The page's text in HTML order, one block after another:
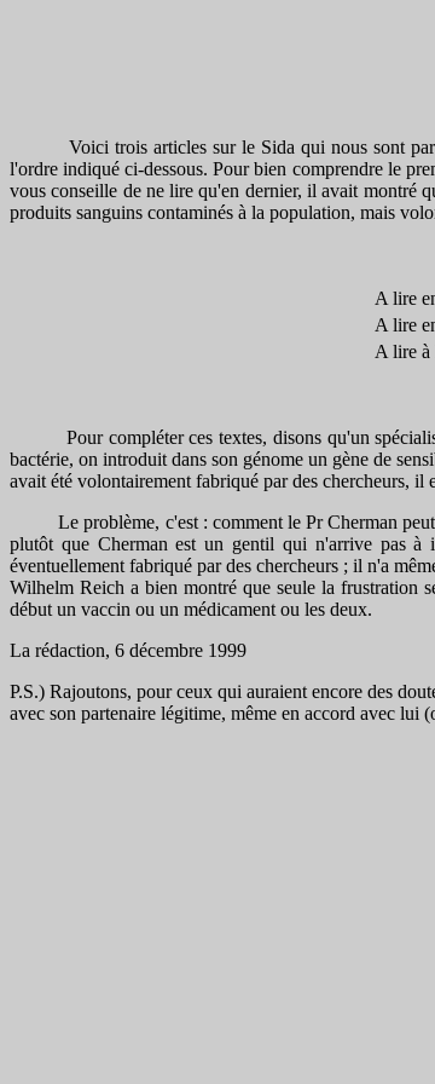
Voici trois articles sur le Sida qui nous sont
l'ordre indiqué ci-dessous. Pour bien comprendre le
vous conseille de ne lire qu'en dernier, il avait montré
produits sanguins contaminés à la population, mais
A lire
A lire
A lire à
Pour compléter ces textes, disons qu'un
bactérie, on introduit dans son génome un gène de
avait été volontairement fabriqué par des chercheurs,
Le problème, c'est : comment le Pr Cherman peut
plutôt que Cherman est un gentil qui n'arrive pas à
éventuellement fabriqué par des chercheurs ; il n'a
Wilhelm Reich a bien montré que seule la frustration
début un vaccin ou un médicament ou les deux.
La rédaction, 6 décembre 1999
P.S.) Rajoutons, pour ceux qui auraient encore des
avec son partenaire légitime, même en accord avec lui